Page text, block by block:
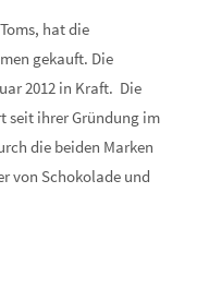
hat die
gekauft. Die
2012 in Kraft. Die
seit ihrer Gründung im
die beiden Marken
von Schokolade und